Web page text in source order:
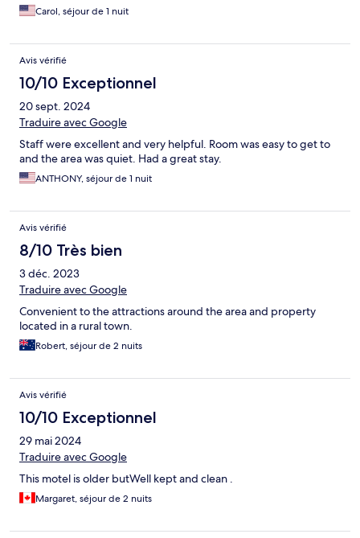
Carol, séjour de 1 nuit
Avis vérifié
10/10 Exceptionnel
20 sept. 2024
Traduire avec Google
Staff were excellent and very helpful. Room was easy to get to
and the area was quiet. Had a great stay.
ANTHONY, séjour de 1 nuit
Avis vérifié
8/10 Très bien
3 déc. 2023
Traduire avec Google
Convenient to the attractions around the area and property
located in a rural town.
Robert, séjour de 2 nuits
Avis vérifié
10/10 Exceptionnel
29 mai 2024
Traduire avec Google
This motel is older butWell kept and clean .
Margaret, séjour de 2 nuits